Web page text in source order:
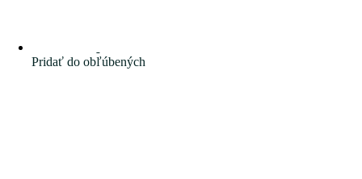
Pridať do obľúbených